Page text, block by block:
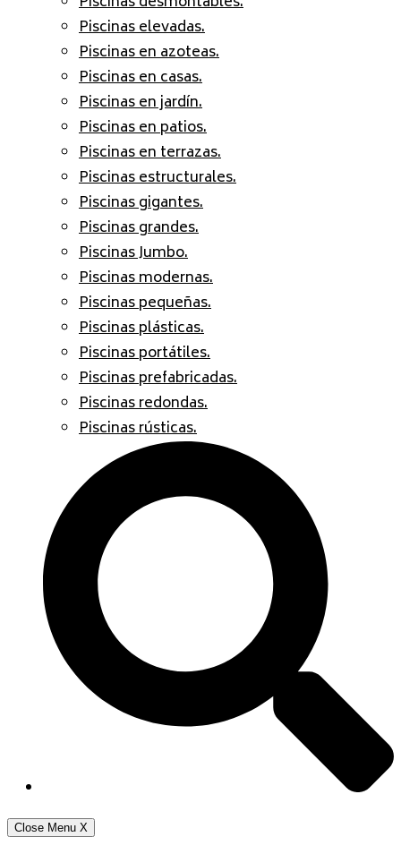
Piscinas elevadas.
Piscinas en azoteas.
Piscinas en casas.
Piscinas en jardín.
Piscinas en patios.
Piscinas en terrazas.
Piscinas estructurales.
Piscinas gigantes.
Piscinas grandes.
Piscinas Jumbo.
Piscinas modernas.
Piscinas pequeñas.
Piscinas plásticas.
Piscinas portátiles.
Piscinas prefabricadas.
Piscinas redondas.
Piscinas rústicas.
Close Menu X